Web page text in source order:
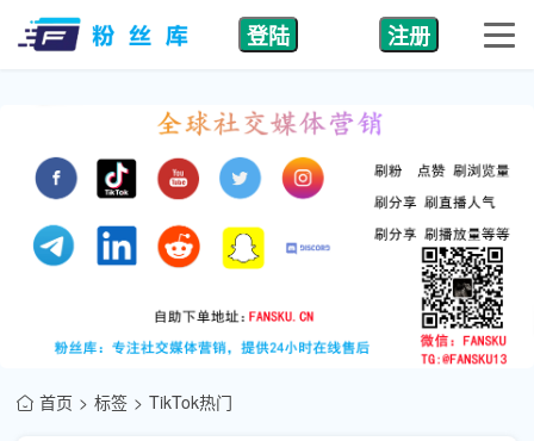
登陆 注册
首页 标签 TikTok热门